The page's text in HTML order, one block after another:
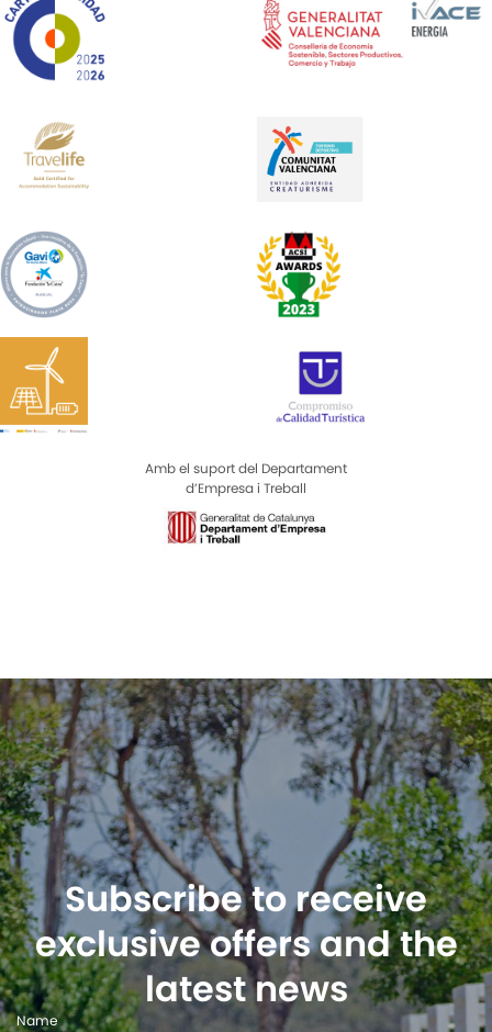
Amb el suport del Departament
d’Empresa i Treball
Subscribe to receive
exclusive offers and the
latest news
Name